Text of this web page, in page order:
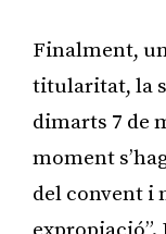
Finalment,
titularitat, la
dimarts 7 de
moment
del convent i